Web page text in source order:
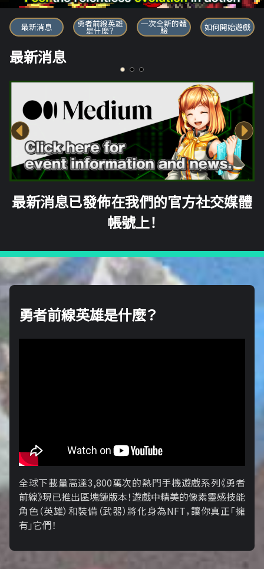
勇者前線英雄
最新消息 勇者前線英雄
是什麼？
一次全新的體
驗 如何開始遊戲
最新消息
最新消息已發佈在我們的官方社交媒體
帳號上！
勇者前線英雄是什麼？
全球下載量高達3,800萬次的熱門手機遊戲系列《勇者
前線》現已推出區塊鏈版本！遊戲中精美的像素靈感技能
角色（英雄）和裝備（武器）將化身為NFT，讓你真正「擁​​
有」它們！